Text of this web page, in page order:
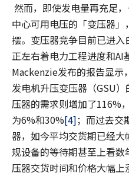
然而，即使发电量再充足
中心可用电压的「变压器
摆。变压器竞争目前已进
正左右着电力工程进度和AI
Mackenzie发布的报告显示
发电机升压变压器（GSU
压器的需求则增加了116%
为6%和30%[4]；而过去交
器，如今平均交货期已经
规设备的等待期甚至上看数
压器交货时间和价格大幅